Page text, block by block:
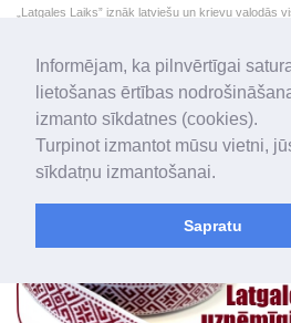
Informējam, ka pilnvērtīgai
lietošanas ērtības
izmanto sīkdatnes (cookies).
Turpinot izmantot mūsu vietni,
sīkdatņu izmantošanai.
Sapratu
„Latgales Laiks” iznāk latviešu un krievu valodās
„Latgales Laiks” latviešu valodā aptver
2026. gada 7. augusts
Piektdiena
Alfrēds, Fredis, Madars